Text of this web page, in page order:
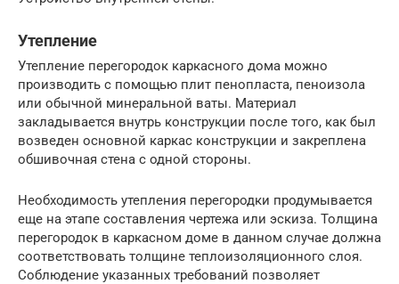
Утепление
Утепление перегородок каркасного дома можно
производить с помощью плит пенопласта, пеноизола
или обычной минеральной ваты. Материал
закладывается внутрь конструкции после того, как был
возведен основной каркас конструкции и закреплена
обшивочная стена с одной стороны.
Необходимость утепления перегородки продумывается
еще на этапе составления чертежа или эскиза. Толщина
перегородок в каркасном доме в данном случае должна
соответствовать толщине теплоизоляционного слоя.
Соблюдение указанных требований позволяет